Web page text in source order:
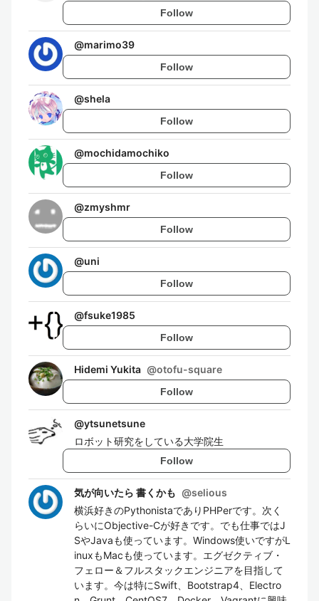
Follow
@marimo39
Follow
@shela
Follow
@mochidamochiko
Follow
@zmyshmr
Follow
@uni
Follow
@fsuke1985
Follow
Hidemi Yukita @otofu-square
Follow
@ytsunetsune
ロボット研究をしている大学院生
Follow
気が向いたら 書くかも @selious
横浜好きのPythonistaでありPHPerです。次く
らいにObjective-Cが好きです。でも仕事ではJ
SやJavaも使っています。Windows使いですがL
inuxもMacも使っています。エグゼクティブ・
フェロー＆フルスタックエンジニアを目指して
います。今は特にSwift、Bootstrap4、Electro